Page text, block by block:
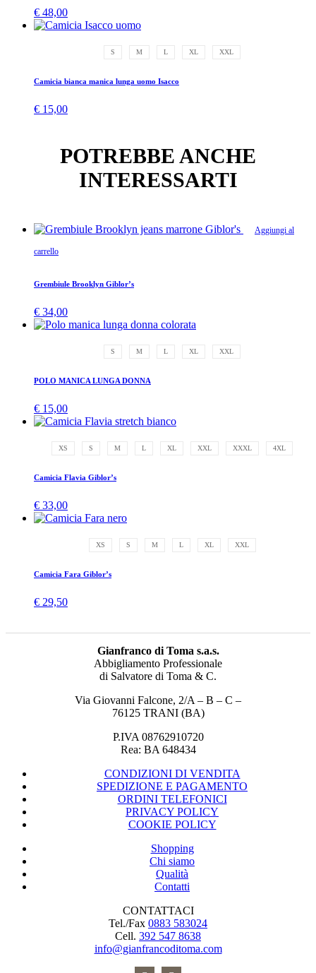
€ 48,00
S M L XL XXL
Camicia bianca manica lunga uomo Isacco
€ 15,00
POTREBBE ANCHE
INTERESSARTI
Aggiungi al
carrello
Grembiule Brooklyn Giblor’s
€ 34,00
S M L XL XXL
POLO MANICA LUNGA DONNA
€ 15,00
XS S M L XL XXL XXXL 4XL
Camicia Flavia Giblor’s
€ 33,00
XS S M L XL XXL
Camicia Fara Giblor’s
€ 29,50
Gianfranco di Toma s.a.s.
Abbigliamento Professionale
di Salvatore di Toma & C.
Via Giovanni Falcone, 2/A – B – C –
76125 TRANI (BA)
P.IVA 08762910720
Rea: BA 648434
CONDIZIONI DI VENDITA
SPEDIZIONE E PAGAMENTO
ORDINI TELEFONICI
PRIVACY POLICY
COOKIE POLICY
Shopping
Chi siamo
Qualità
Contatti
CONTATTACI
Tel./Fax 0883 583024
Cell. 392 547 8638
info@gianfrancoditoma.com